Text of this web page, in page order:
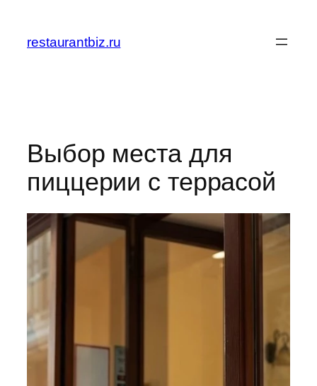
содержимому
restaurantbiz.ru
Выбор места для
пиццерии с террасой